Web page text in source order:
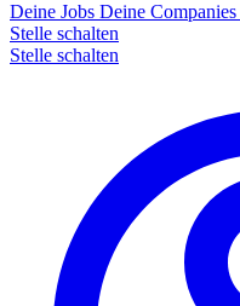
Deine Jobs Deine Companies
Stelle schalten
Stelle schalten